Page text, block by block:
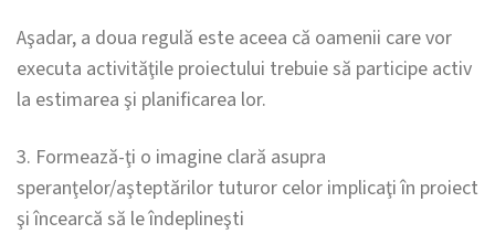
Aşadar, a doua regulă este aceea că oamenii care vor
executa activităţile proiectului trebuie să participe activ
la estimarea şi planificarea lor.
3. Formează-ţi o imagine clară asupra
speranţelor/aşteptărilor tuturor celor implicaţi în proiect
şi încearcă să le îndeplineşti